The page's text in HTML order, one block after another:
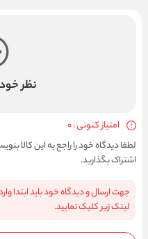
نظر
امتیاز کنونی : 0
لطفا دیدگاه خود را راجع به این کالا
اشتراک بگذارید.
جهت ارسال و دیدگاه خود باید ابتدا
لینک زیر کلیک نمایید.